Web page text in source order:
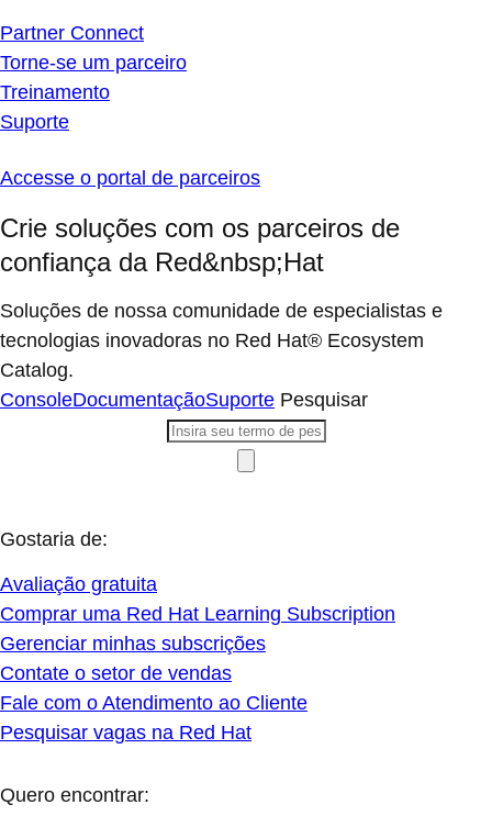
Partner Connect
Torne-se um parceiro
Treinamento
Suporte
Accesse o portal de parceiros
Crie soluções com os parceiros de
confiança da Red&nbsp;Hat
Soluções de nossa comunidade de especialistas e
tecnologias inovadoras no Red Hat® Ecosystem
Catalog.
ConsoleDocumentaçãoSuporte Pesquisar
Gostaria de:
Avaliação gratuita
Comprar uma Red Hat Learning Subscription
Gerenciar minhas subscrições
Contate o setor de vendas
Fale com o Atendimento ao Cliente
Pesquisar vagas na Red Hat
Quero encontrar: